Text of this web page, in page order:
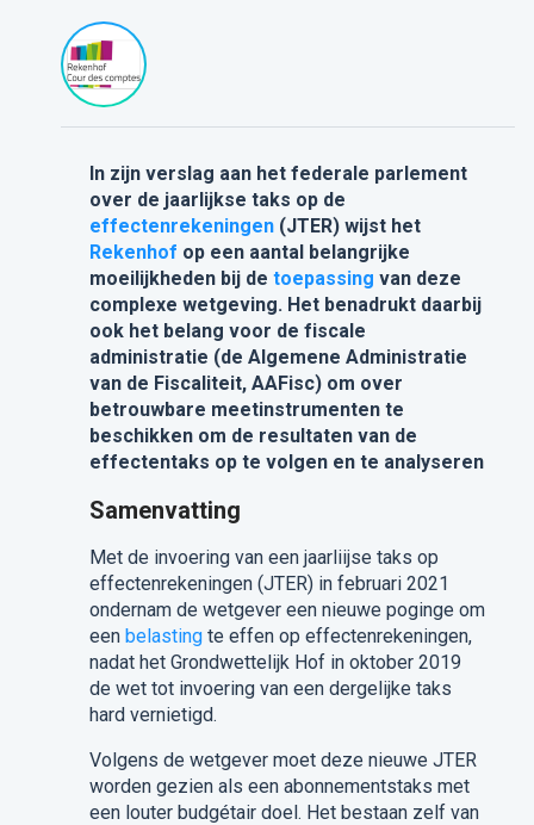
In zijn verslag aan het federale parlement
over de jaarlijkse taks op de
effectenrekeningen(JTER) wijst het
Rekenhof op een aantal belangrijke
moeilijkheden bij de toepassing van deze
complexe wetgeving. Het benadrukt daarbij
ook het belang voor de fiscale
administratie (de Algemene Administratie
van de Fiscaliteit, AAFisc) om over
betrouwbare meetinstrumenten te
beschikken om de resultaten van de
effectentaks op te volgen en te analyseren
Samenvatting
Met de invoering van een jaarliijse taks op
effectenrekeningen (JTER) in februari 2021
ondernam de wetgever een nieuwe poginge om
een belastingte effen op effectenrekeningen,
nadat het Grondwettelijk Hof in oktober 2019
de wet tot invoering van een dergelijke taks
hard vernietigd.
Volgens de wetgever moet deze nieuwe JTER
worden gezien als een abonnementstaks met
een louter budgétair doel. Het bestaan zelf van